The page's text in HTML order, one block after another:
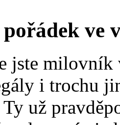
ve
jste milovník
i trochu
už